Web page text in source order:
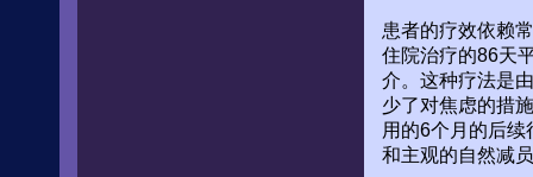
患者的疗效依赖
住院治疗的86天
介。这种疗法是
少了对焦虑的措
用的6个月的后
和主观的自然减